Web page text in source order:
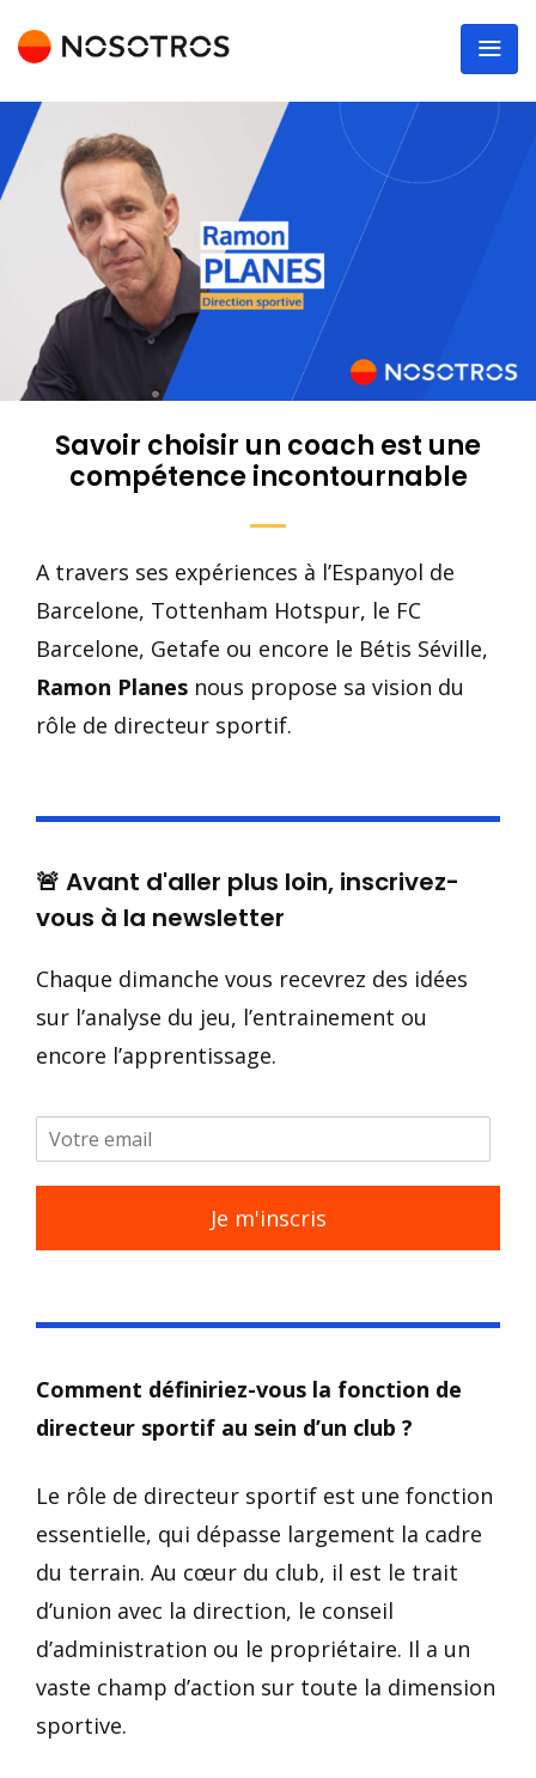
Savoir choisir un coach est une
compétence incontournable
A travers ses expériences à l’Espanyol de
Barcelone, Tottenham Hotspur, le FC
Barcelone, Getafe ou encore le Bétis Séville,
Ramon Planes nous propose sa vision du
rôle de directeur sportif.
🚨 Avant d'aller plus loin, inscrivez-
vous à la newsletter
Chaque dimanche vous recevrez des idées
sur l’analyse du jeu, l’entrainement ou
encore l’apprentissage.
Je m'inscris
Comment définiriez-vous la fonction de
directeur sportif au sein d’un club ?
Le rôle de directeur sportif est une fonction
essentielle, qui dépasse largement la cadre
du terrain. Au cœur du club, il est le trait
d’union avec la direction, le conseil
d’administration ou le propriétaire. Il a un
vaste champ d’action sur toute la dimension
sportive.